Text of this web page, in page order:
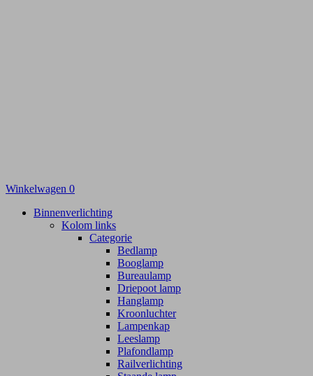
Winkelwagen 0
Binnenverlichting
Kolom links
Categorie
Bedlamp
Booglamp
Bureaulamp
Driepoot lamp
Hanglamp
Kroonluchter
Lampenkap
Leeslamp
Plafondlamp
Railverlichting